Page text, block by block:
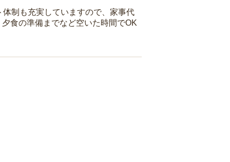
制も充実していますので、家事代
食の準備までなど空いた時間でOK